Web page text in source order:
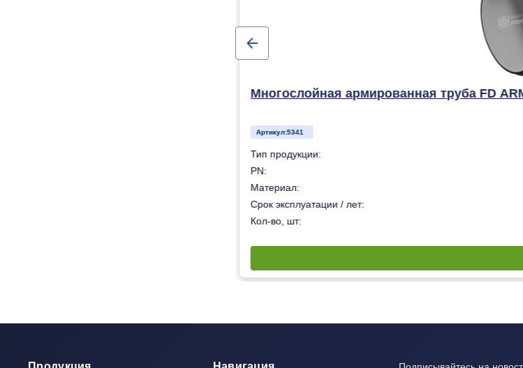
Многослойная армированная труба FD
Артикул:5341
Тип продукции:
PN:
Материал:
Срок эксплуатации / лет:
Кол-во, шт: